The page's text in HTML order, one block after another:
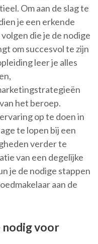
Om aan de slag te
je een erkende
die je de nodige
om succesvol te zijn
leer je alles
het beroep.
op te doen in
te lopen bij een
verder te
van een degelijke
je de nodige stappen
aan de
voor